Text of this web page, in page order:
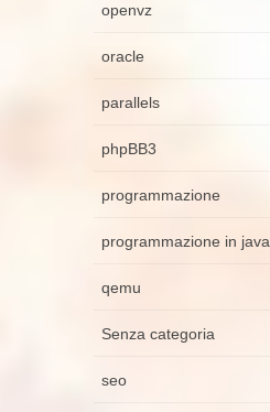
openvz
oracle
parallels
phpBB3
programmazione
programmazione in java
qemu
Senza categoria
seo